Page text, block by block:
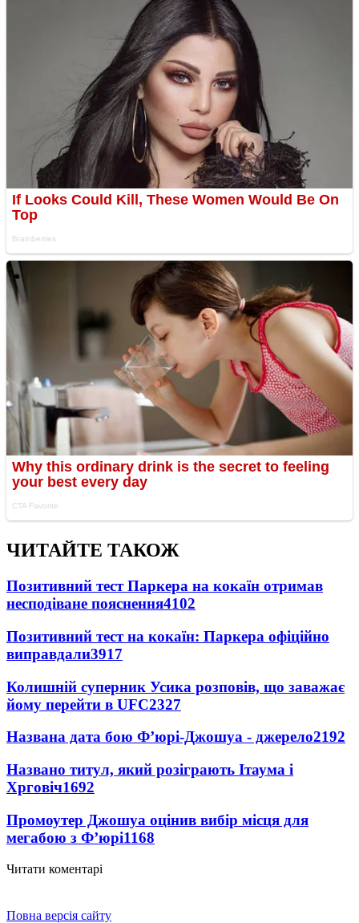
ЧИТАЙТЕ ТАКОЖ
Позитивний тест Паркера на кокаїн отримав
несподіване пояснення4102
Позитивний тест на кокаїн: Паркера офіційно
виправдали3917
Колишній суперник Усика розповів, що заважає
йому перейти в UFC2327
Названа дата бою Ф’юрі-Джошуа - джерело2192
Названо титул, який розіграють Ітаума і
Хрговіч1692
Промоутер Джошуа оцінив вибір місця для
мегабою з Ф’юрі1168
Читати коментарі
Повна версія сайту